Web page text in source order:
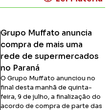
Grupo Muffato anuncia
compra de mais uma
rede de supermercados
no Paraná
O Grupo Muffato anunciou no
final desta manhã de quinta-
feira, 9 de julho, a finalização do
acordo de compra de parte das